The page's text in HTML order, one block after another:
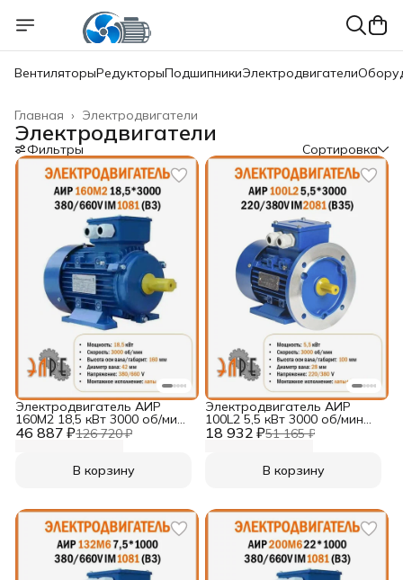
ВентиляторыРедукторыПодшипникиЭлектродвигатели
Электродвигатели
Главная ›
Электродвигатели
Фильтры Сортировка
46 887 ₽126 720 ₽
Электродвигатель АИР
160M2 18,5 кВт 3000 об/мин
380/660V B3
В корзину
18 932 ₽51 165 ₽
Электродвигатель АИР
100L2 5,5 кВт 3000 об/мин
220/380V B35
В корзину